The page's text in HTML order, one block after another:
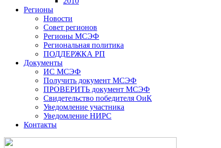
Регионы
Новости
Совет регионов
Регионы МСЭФ
Региональная политика
ПОДДЕРЖКА РП
Документы
ИС МСЭФ
Получить документ МСЭФ
ПРОВЕРИТЬ документ МСЭФ
Свидетельство победителя ОиК
Уведомление участника
Уведомление НИРС
Контакты